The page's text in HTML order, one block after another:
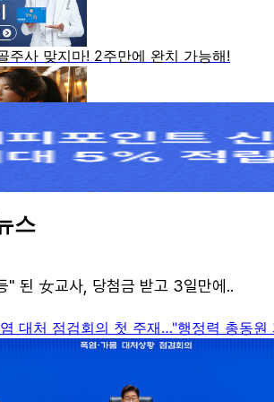
스
대처 점검회의 첫 주재…"행정력 총동원